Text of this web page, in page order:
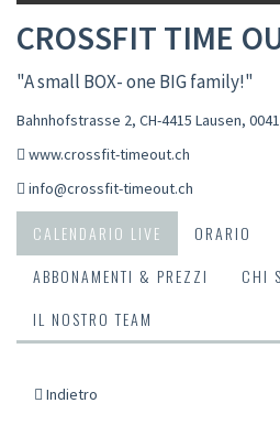
CROSSFIT TIME
"A small BOX- one BIG family!"
Bahnhofstrasse 2, CH-4415 Lausen,
www.crossfit-timeout.ch
info@crossfit-timeout.ch
CALENDARIO LIVE ORARIO
ABBONAMENTI & PREZZI
CHI
IL NOSTRO TEAM
Indietro